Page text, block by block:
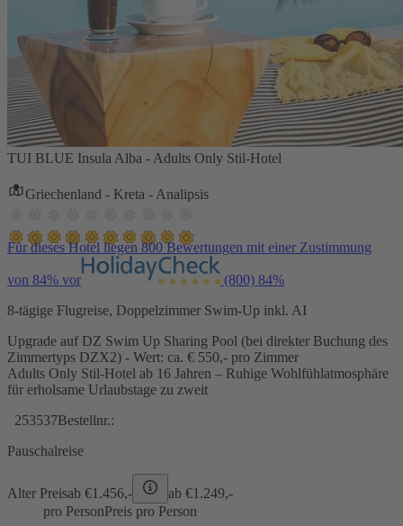
TUI BLUE Insula Alba - Adults Only Stil-Hotel
Griechenland - Kreta - Analipsis
Für dieses Hotel liegen 800 Bewertungen mit einer Zustimmung
von 84% vor (800) 84%
8-tägige Flugreise, Doppelzimmer Swim-Up inkl. AI
Upgrade auf DZ Swim Up Sharing Pool (bei direkter Buchung des
Zimmertyps DZX2) - Wert: ca. € 550,- pro Zimmer
Adults Only Stil-Hotel ab 16 Jahren – Ruhige Wohlfühlatmosphäre
für erholsame Urlaubstage zu zweit
253537Bestellnr.:
Pauschalreise
Alter Preisab €1.456,- ab €1.249,-
pro PersonPreis pro Person